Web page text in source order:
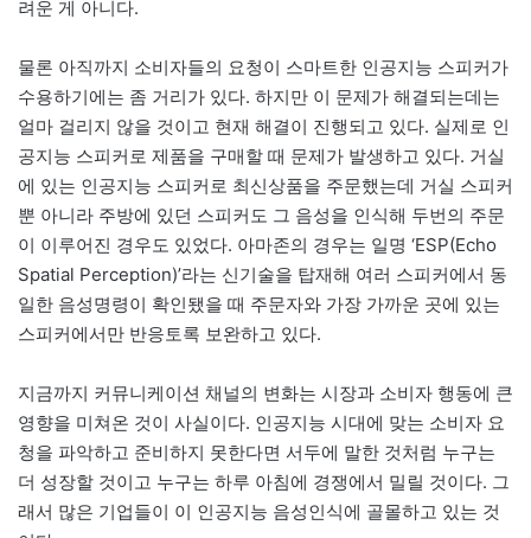
려운 게 아니다.
물론 아직까지 소비자들의 요청이 스마트한 인공지능 스피커가
수용하기에는 좀 거리가 있다. 하지만 이 문제가 해결되는데는
얼마 걸리지 않을 것이고 현재 해결이 진행되고 있다. 실제로 인
공지능 스피커로 제품을 구매할 때 문제가 발생하고 있다. 거실
에 있는 인공지능 스피커로 최신상품을 주문했는데 거실 스피커
뿐 아니라 주방에 있던 스피커도 그 음성을 인식해 두번의 주문
이 이루어진 경우도 있었다. 아마존의 경우는 일명 ‘ESP(Echo
Spatial Perception)’라는 신기술을 탑재해 여러 스피커에서 동
일한 음성명령이 확인됐을 때 주문자와 가장 가까운 곳에 있는
스피커에서만 반응토록 보완하고 있다.
지금까지 커뮤니케이션 채널의 변화는 시장과 소비자 행동에 큰
영향을 미쳐온 것이 사실이다. 인공지능 시대에 맞는 소비자 요
청을 파악하고 준비하지 못한다면 서두에 말한 것처럼 누구는
더 성장할 것이고 누구는 하루 아침에 경쟁에서 밀릴 것이다. 그
래서 많은 기업들이 이 인공지능 음성인식에 골몰하고 있는 것